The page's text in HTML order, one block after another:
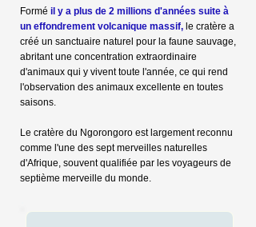
Formé il y a plus de 2 millions d'années suite à
un effondrement volcanique massif, le cratère a
créé un sanctuaire naturel pour la faune sauvage,
abritant une concentration extraordinaire
d'animaux qui y vivent toute l'année, ce qui rend
l'observation des animaux excellente en toutes
saisons.
Le cratère du Ngorongoro est largement reconnu
comme l'une des sept merveilles naturelles
d'Afrique, souvent qualifiée par les voyageurs de
septième merveille du monde.